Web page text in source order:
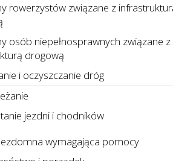
rowerzystów związane z
osób niepełnosprawnych związane z
drogową
i oczyszczanie dróg
jezdni i chodników
wymagająca pomocy